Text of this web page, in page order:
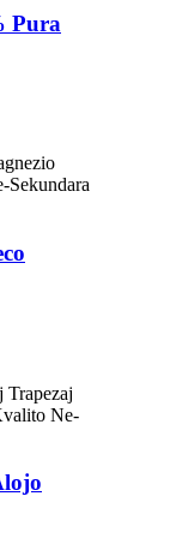
Pura